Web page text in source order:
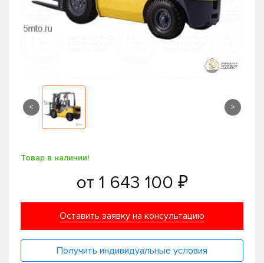
< >
Товар в наличии!
от 1 643 100 ₽
Оставить заявку на консультацию
Получить индивидуальные условия